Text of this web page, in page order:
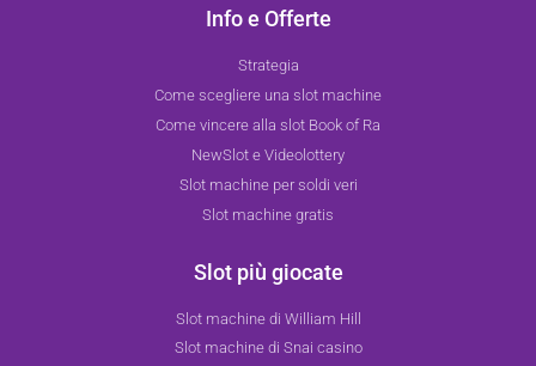
Info e Offerte
Strategia
Come scegliere una slot machine
Come vincere alla slot Book of Ra
NewSlot e Videolottery
Slot machine per soldi veri
Slot machine gratis
Slot più giocate
Slot machine di William Hill
Slot machine di Snai casino